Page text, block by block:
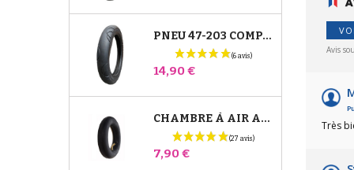
PNEU 47-203 COMPATIBLE POUSSETTE BUGABOO DONKEY - POUR ROUE ARRIÈRE
Prix
14,90 €
CHAMBRE À AIR ARRIÈRE POUSSETTE WHIZZ RED CASTLE
Prix
7,90 €
Avis
Très